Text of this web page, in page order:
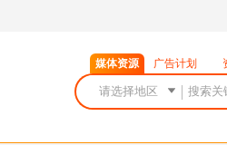
媒体资源 广告计划